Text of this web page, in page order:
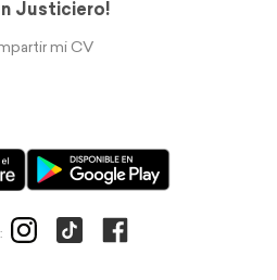
Justiciero!
mi CV